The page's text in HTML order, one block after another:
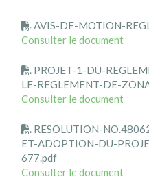
AVIS-DE-MOTION-
Consulter le document
PROJET-1-DU-
LE-REGLEMENT-DE-
Consulter le document
RESOLUTION-
ET-ADOPTION-DU-
677.pdf
Consulter le document